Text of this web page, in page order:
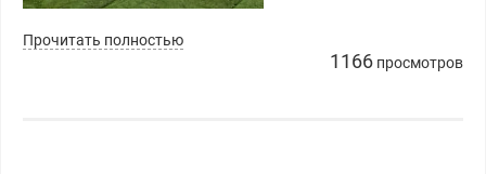
Прочитать полностью
1166 просмотров